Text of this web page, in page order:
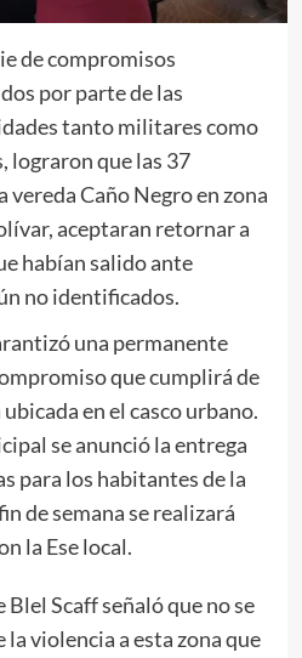
de compromisos
por parte de las
tanto militares como
lograron que las 37
Caño Negro en zona
aceptaran retornar a
habían salido ante
no identificados.
una permanente
que cumplirá de
en el casco urbano.
se anunció la entrega
para los habitantes de la
de semana se realizará
la Ese local.
Scaff señaló que no se
violencia a esta zona que